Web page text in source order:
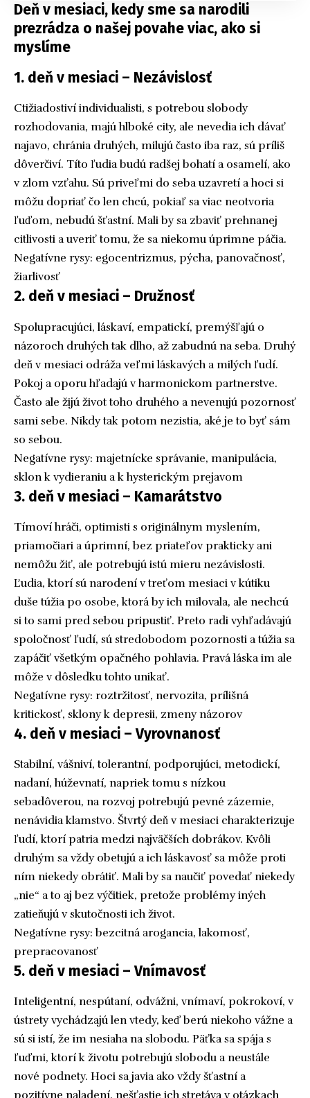
Deň v mesiaci, kedy sme sa narodili
prezrádza o našej povahe viac, ako si
myslíme
1. deň v mesiaci – Nezávislosť
Ctižiadostiví individualisti, s potrebou slobody
rozhodovania, majú hlboké city, ale nevedia ich dávať
najavo, chránia druhých, milujú často iba raz, sú príliš
dôverčiví. Títo ľudia budú radšej bohatí a osamelí, ako
v zlom vzťahu. Sú priveľmi do seba uzavretí a hoci si
môžu dopriať čo len chcú, pokiaľ sa viac neotvoria
ľuďom, nebudú šťastní. Mali by sa zbaviť prehnanej
citlivosti a uveriť tomu, že sa niekomu úprimne páčia.
Negatívne rysy: egocentrizmus, pýcha, panovačnosť,
žiarlivosť
2. deň v mesiaci – Družnosť
Spolupracujúci, láskaví, empatickí, premýšľajú o
názoroch druhých tak dlho, až zabudnú na seba. Druhý
deň v mesiaci odráža veľmi láskavých a milých ľudí.
Pokoj a oporu hľadajú v harmonickom partnerstve.
Často ale žijú život toho druhého a nevenujú pozornosť
sami sebe. Nikdy tak potom nezistia, aké je to byť sám
so sebou.
Negatívne rysy: majetnícke správanie, manipulácia,
sklon k vydieraniu a k hysterickým prejavom
3. deň v mesiaci – Kamarátstvo
Tímoví hráči, optimisti s originálnym myslením,
priamočiari a úprimní, bez priateľov prakticky ani
nemôžu žiť, ale potrebujú istú mieru nezávislosti.
Ľudia, ktorí sú narodení v treťom mesiaci v kútiku
duše túžia po osobe, ktorá by ich milovala, ale nechcú
si to sami pred sebou pripustiť. Preto radi vyhľadávajú
spoločnosť ľudí, sú stredobodom pozornosti a túžia sa
zapáčiť všetkým opačného pohlavia. Pravá láska im ale
môže v dôsledku tohto unikať.
Negatívne rysy: roztržitosť, nervozita, prílišná
kritickosť, sklony k depresii, zmeny názorov
4. deň v mesiaci – Vyrovnanosť
Stabilní, vášniví, tolerantní, podporujúci, metodickí,
nadaní, húževnatí, napriek tomu s nízkou
sebadôverou, na rozvoj potrebujú pevné zázemie,
nenávidia klamstvo. Štvrtý deň v mesiaci charakterizuje
ľudí, ktorí patria medzi najväčších dobrákov. Kvôli
druhým sa vždy obetujú a ich láskavosť sa môže proti
ním niekedy obrátiť. Mali by sa naučiť povedať niekedy
„nie“ a to aj bez výčitiek, pretože problémy iných
zatieňujú v skutočnosti ich život.
Negatívne rysy: bezcitná arogancia, lakomosť,
prepracovanosť
5. deň v mesiaci – Vnímavosť
Inteligentní, nespútaní, odvážni, vnímaví, pokrokoví, v
ústrety vychádzajú len vtedy, keď berú niekoho vážne a
sú si istí, že im nesiaha na slobodu. Päťka sa spája s
ľuďmi, ktorí k životu potrebujú slobodu a neustále
nové podnety. Hoci sa javia ako vždy šťastní a